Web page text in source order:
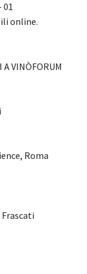
01
online.
VINÒFORUM
Roma
Frascati